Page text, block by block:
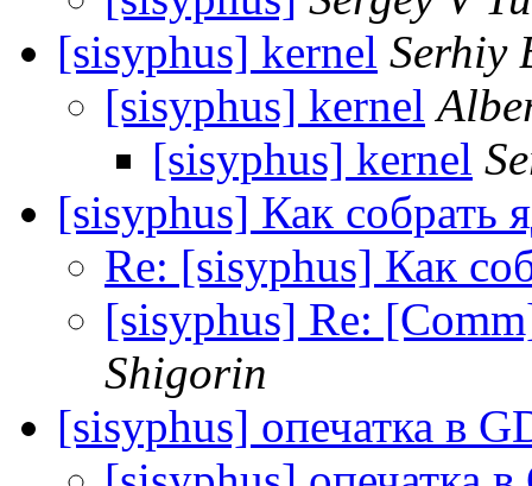
[sisyphus] kernel Serhiy
[sisyphus] kernel
[sisyphus] kernel
[sisyphus] Как собрать
Re: [sisyphus] Как
[sisyphus] Re:
Shigorin
[sisyphus] опечатка в